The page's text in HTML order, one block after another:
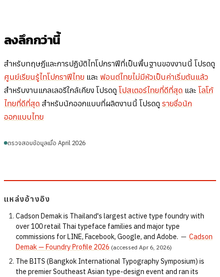
ลงลึกกว่านี้
สำหรับทฤษฎีและการปฏิบัติไทโปกราฟีที่เป็นพื้นฐานของงานนี้ โปรดดู
ศูนย์เรียนรู้ไทโปกราฟีไทย และ ฟอนต์ไทยไม่มีหัวเป็นค่าเริ่มต้นแล้ว
สำหรับงานแกลเลอรีใกล้เคียง โปรดดู โปสเตอร์ไทยที่ดีที่สุด และ โลโก้
ไทยที่ดีที่สุด สำหรับนักออกแบบที่ผลิตงานนี้ โปรดดู รายชื่อนัก
ออกแบบไทย
ตรวจสอบข้อมูลเมื่อ April 2026
แหล่งอ้างอิง
Cadson Demak is Thailand's largest active type foundry with
over 100 retail Thai typeface families and major type
commissions for LINE, Facebook, Google, and Adobe. — Cadson
Demak — Foundry Profile 2026 (accessed Apr 6, 2026)
The BITS (Bangkok International Typography Symposium) is
the premier Southeast Asian type-design event and ran its